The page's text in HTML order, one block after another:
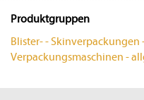
Produktgruppen
Blister- - Skinverpackungen
Verpackungsmaschinen -